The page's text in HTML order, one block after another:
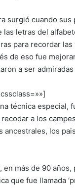
surgió cuando sus
las letras del
para recordar las
de eso fue
a ser
técnica especial,
a los
ancestrales, los
en más de 90
que fue llamada